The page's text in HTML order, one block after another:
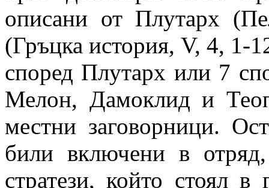
описани от Плутарх (
(Гръцка история, V, 4, 1-
според Плутарх или 7
Мелон, Дамоклид и
местни заговорници.
били включени в
стратези, който стоял